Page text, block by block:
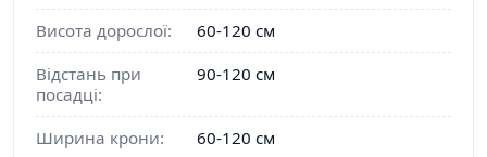
Висота дорослої:
60-120 см
Відстань при
посадці:
90-120 см
Ширина крони:
60-120 см